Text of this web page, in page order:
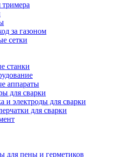
тримера
за газоном
сетки
станки
аппараты
для сварки
и электроды для сварки
для сварки
для пены и герметиков